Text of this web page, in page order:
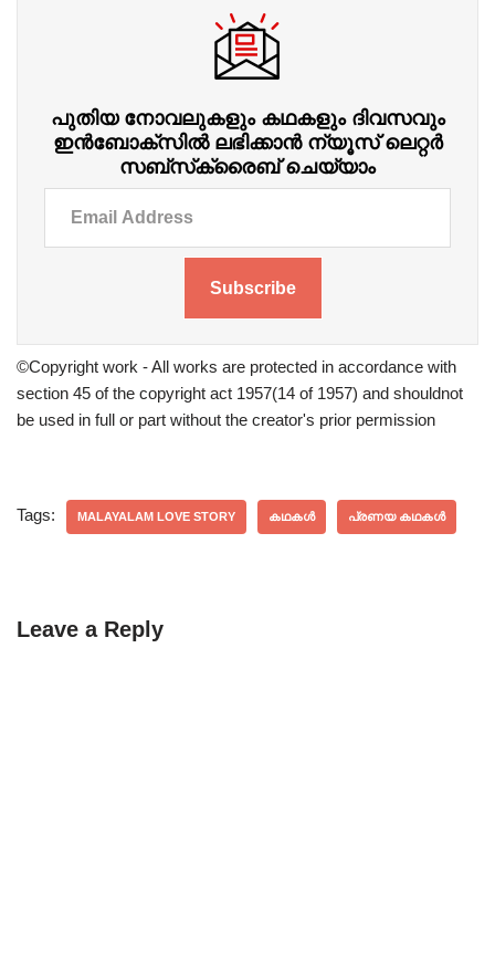
പുതിയ നോവലുകളും കഥകളും ദിവസവും
ഇന്‍ബോക്‌സില്‍ ലഭിക്കാന്‍ ന്യൂസ് ലെറ്റർ
സബ്‌സ്‌ക്രൈബ് ചെയ്യാം
Subscribe
©Copyright work - All works are protected in accordance with
section 45 of the copyright act 1957(14 of 1957) and shouldnot
be used in full or part without the creator's prior permission
Tags: MALAYALAM LOVE STORY കഥകൾ പ്രണയ കഥകൾ
Leave a Reply